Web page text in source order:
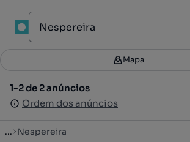
Filtros 2
1-2 de 2 anúncios
Ordem dos anúncios
Mapa
1-2 de 2 anúncios
Ordem dos anúncios
... Nespereira